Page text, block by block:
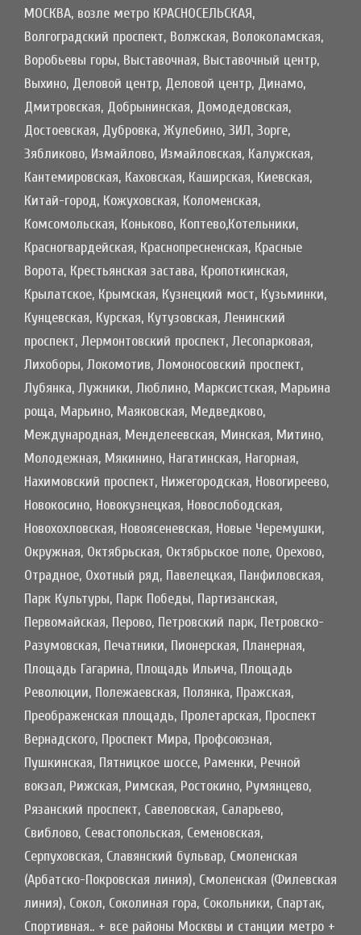
МОСКВА, возле метро КРАСНОСЕЛЬСКАЯ,
Волгоградский проспект, Волжская, Волоколамская,
Воробьевы горы, Выставочная, Выставочный центр,
Выхино, Деловой центр, Деловой центр, Динамо,
Дмитровская, Добрынинская, Домодедовская,
Достоевская, Дубровка, Жулебино, ЗИЛ, Зорге,
Зябликово, Измайлово, Измайловская, Калужская,
Кантемировская, Каховская, Каширская, Киевская,
Китай-город, Кожуховская, Коломенская,
Комсомольская, Коньково, Коптево,Котельники,
Красногвардейская, Краснопресненская, Красные
Ворота, Крестьянская застава, Кропоткинская,
Крылатское, Крымская, Кузнецкий мост, Кузьминки,
Кунцевская, Курская, Кутузовская, Ленинский
проспект, Лермонтовский проспект, Лесопарковая,
Лихоборы, Локомотив, Ломоносовский проспект,
Лубянка, Лужники, Люблино, Марксистская, Марьина
роща, Марьино, Маяковская, Медведково,
Международная, Менделеевская, Минская, Митино,
Молодежная, Мякинино, Нагатинская, Нагорная,
Нахимовский проспект, Нижегородская, Новогиреево,
Новокосино, Новокузнецкая, Новослободская,
Новохохловская, Новоясеневская, Новые Черемушки,
Окружная, Октябрьская, Октябрьское поле, Орехово,
Отрадное, Охотный ряд, Павелецкая, Панфиловская,
Парк Культуры, Парк Победы, Партизанская,
Первомайская, Перово, Петровский парк, Петровско-
Разумовская, Печатники, Пионерская, Планерная,
Площадь Гагарина, Площадь Ильича, Площадь
Революции, Полежаевская, Полянка, Пражская,
Преображенская площадь, Пролетарская, Проспект
Вернадского, Проспект Мира, Профсоюзная,
Пушкинская, Пятницкое шоссе, Раменки, Речной
вокзал, Рижская, Римская, Ростокино, Румянцево,
Рязанский проспект, Савеловская, Саларьево,
Свиблово, Севастопольская, Семеновская,
Серпуховская, Славянский бульвар, Смоленская
(Арбатско-Покровская линия), Смоленская (Филевская
линия), Сокол, Соколиная гора, Сокольники, Спартак,
Спортивная.. + все районы Москвы и станции метро +